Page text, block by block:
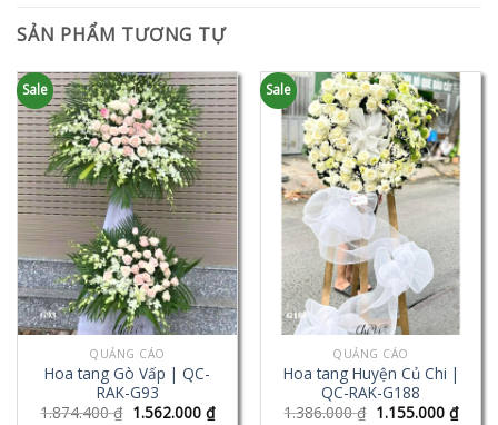
SẢN PHẨM TƯƠNG TỰ
Sale
QUẢNG CÁO
Hoa tang Gò Vấp | QC-
RAK-G93
1.874.400₫ 1.562.000 ₫
Sale
QUẢNG CÁO
Hoa tang Huyện Củ Chi |
QC-RAK-G188
1.386.000₫ 1.155.000 ₫